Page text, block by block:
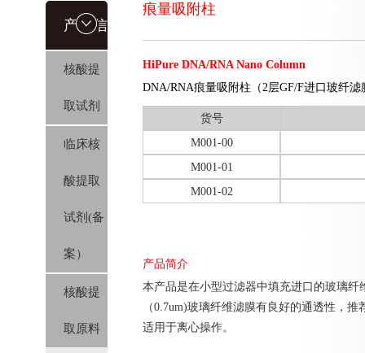
产品信
息
核酸提
取试剂
临床核
酸提取
试剂(备
案）
核酸提
取原料
痕量吸附柱
HiPure DNA/RNA Nano Column
DNA/RNA痕量吸附柱（2层GF/F进口玻纤滤
货号
M001-00
M001-01
M001-02
产品简介
本产品是在小型过滤器中填充进口的玻璃
（0.7um)玻璃纤维滤膜有良好的通透性，推
适用于离心操作。